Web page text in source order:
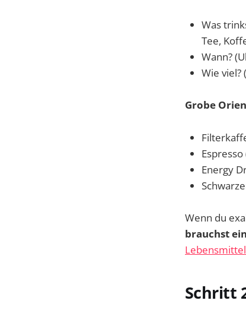
Was
Tee,
Wann?
Wie viel?
Grobe
Energy
Wenn du
brauchst
Schritt